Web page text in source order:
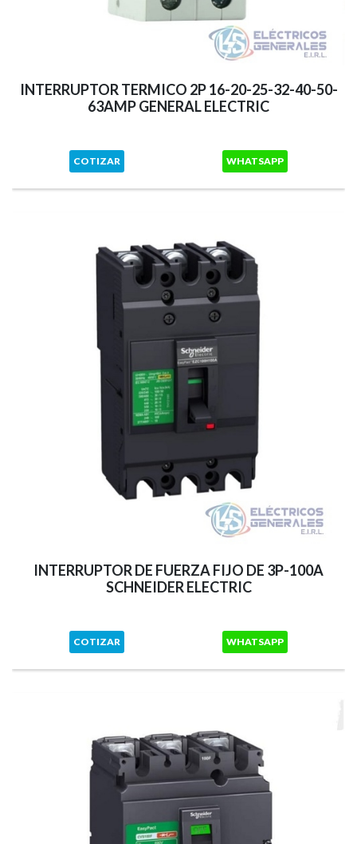
INTERRUPTOR TERMICO 2P 16-20-25-32-40-50-
63AMP GENERAL ELECTRIC
COTIZAR WHATSAPP
INTERRUPTOR DE FUERZA FIJO DE 3P-100A
SCHNEIDER ELECTRIC
COTIZAR WHATSAPP